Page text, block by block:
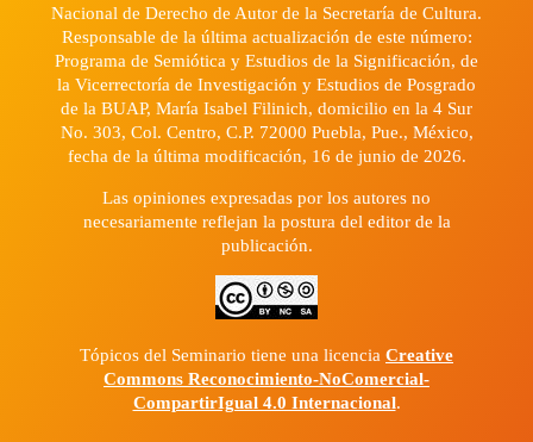
Nacional de Derecho de Autor de la Secretaría de Cultura.
Responsable de la última actualización de este número:
Programa de Semiótica y Estudios de la Significación, de
la Vicerrectoría de Investigación y Estudios de Posgrado
de la BUAP, María Isabel Filinich, domicilio en la 4 Sur
No. 303, Col. Centro, C.P. 72000 Puebla, Pue., México,
fecha de la última modificación, 16 de junio de 2026.
Las opiniones expresadas por los autores no
necesariamente reflejan la postura del editor de la
publicación.
Tópicos del Seminario tiene una licencia Creative
Commons Reconocimiento-NoComercial-
CompartirIgual 4.0 Internacional.